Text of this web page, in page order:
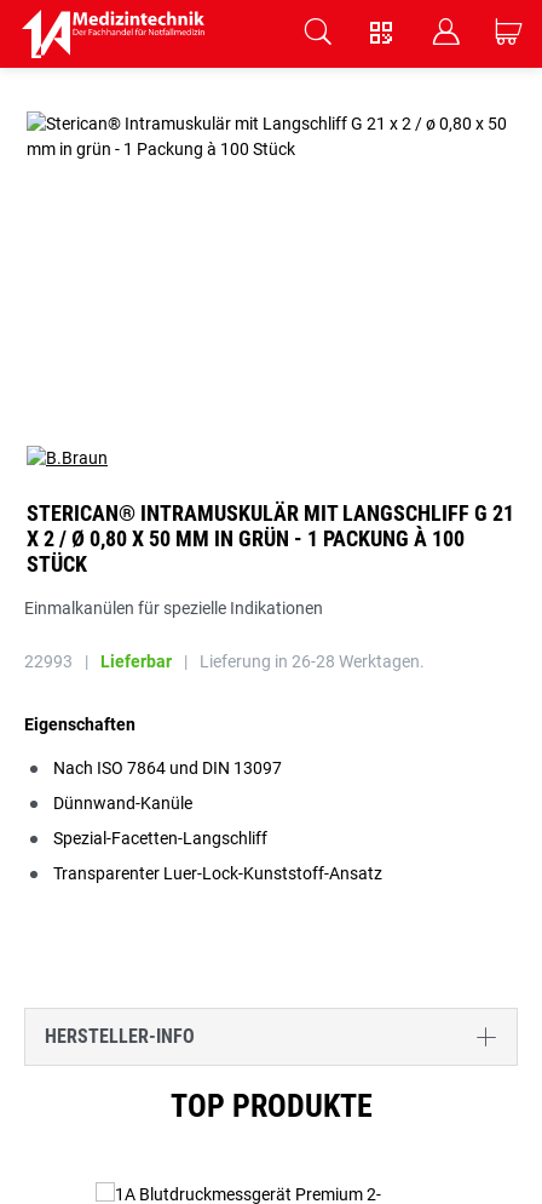
V B C
STERICAN® INTRAMUSKULÄR MIT LANGSCHLIFF G 21
X 2 / Ø 0,80 X 50 MM IN GRÜN - 1 PACKUNG À 100
STÜCK
Einmalkanülen für spezielle Indikationen
22993 | Lieferbar | Lieferung in 26-28 Werktagen.
Eigenschaften
Nach ISO 7864 und DIN 13097
Dünnwand-Kanüle
Spezial-Facetten-Langschliff
Transparenter Luer-Lock-Kunststoff-Ansatz
HERSTELLER-INFO
TOP PRODUKTE